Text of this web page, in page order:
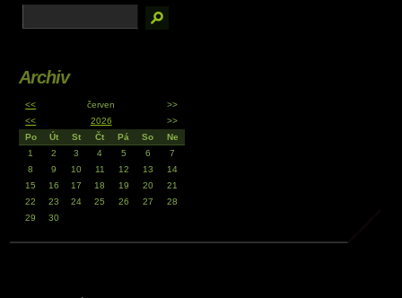
Archiv
<< červen
>>
<<
2026
>>
Po
Út St Čt Pá So
Ne
1
2 3 4 5 6
7
8
9 10 11 12 13
14
15
16 17 18 19 20
21
22
23 24 25 26 27
28
29
30